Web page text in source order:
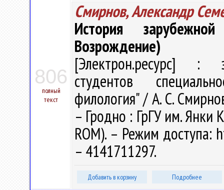
806
полный
текст
Смирнов, Александр
История
Возрождение)
[Электрон.ресурс] :
студентов
филология" / А. С.
– Гродно : ГрГУ им. Янки
ROM). – Режим доступа:
– 4141711297.
Добавить в корзину Подробнее